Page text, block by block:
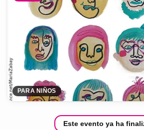
PARA NIÑOS
Este evento ya ha